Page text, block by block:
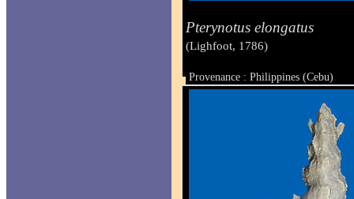
Pterynotus elongatus
(Lighfoot, 1786)
Provenance : Philippines (Cebu)
Taille : 76 mm